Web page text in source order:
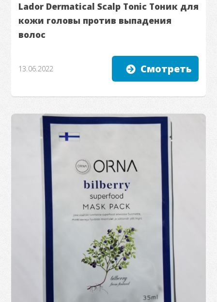
Lador Dermatical Scalp Tonic Тоник для
кожи головы против выпадения
волос
13.06.2022 Смотреть